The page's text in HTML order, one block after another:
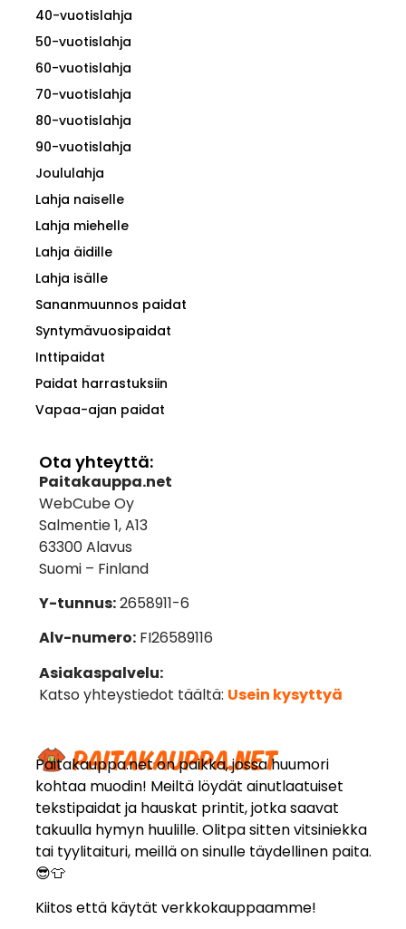
Paitakauppa.net on paikka, jossa huumori
kohtaa muodin! Meiltä löydät ainutlaatuiset
tekstipaidat ja hauskat printit, jotka saavat
takuulla hymyn huulille. Olitpa sitten vitsiniekka
tai tyylitaituri, meillä on sinulle täydellinen paita.
😎👕
Kiitos että käytät verkkokauppaamme!
40-vuotislahja
50-vuotislahja
60-vuotislahja
70-vuotislahja
80-vuotislahja
90-vuotislahja
Joululahja
Lahja naiselle
Lahja miehelle
Lahja äidille
Lahja isälle
Sananmuunnos paidat
Syntymävuosipaidat
Inttipaidat
Paidat harrastuksiin
Vapaa-ajan paidat
Ota yhteyttä:
Paitakauppa.net
WebCube Oy
Salmentie 1, A13
63300 Alavus
Suomi – Finland
Y-tunnus:2658911-6
Alv-numero:FI26589116
Asiakaspalvelu:
Katso yhteystiedot täältä: Usein kysyttyä